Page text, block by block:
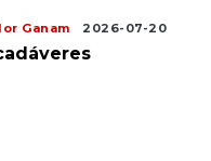
Ganam 2026-07-20